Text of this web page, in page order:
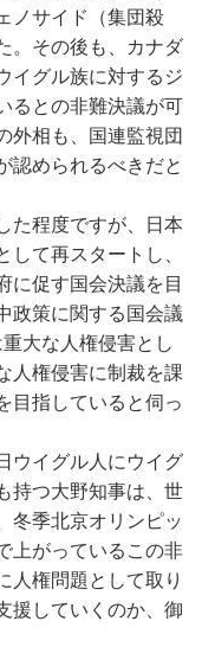
ノサイド（集団殺
。その後も、カナダ
イグル族に対するジ
るとの非難決議が可
外相も、国連監視団
認められるべきだと
た程度ですが、日本
て再スタートし、
に促す国会決議を目
政策に関する国会議
大な人権侵害とし
人権侵害に制裁を課
目指していると伺っ
ウイグル人にウイグ
持つ大野知事は、世
冬季北京オリンピッ
上がっているこの非
人権問題として取り
援していくのか、御